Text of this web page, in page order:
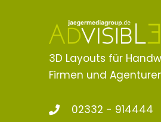
3D Layouts für
Firmen und
02332 - 914444